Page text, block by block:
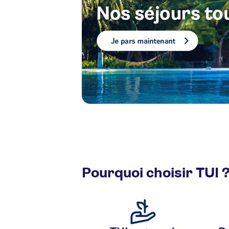
Pourquoi choisir TUI